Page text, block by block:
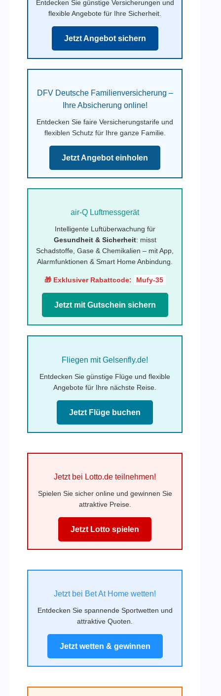
Entdecken Sie günstige Versicherungen und
flexible Angebote für Ihre Sicherheit.
Jetzt Angebot sichern
DFV Deutsche Familienversicherung –
Ihre Absicherung online!
Entdecken Sie faire Versicherungstarife und
flexiblen Schutz für Ihre ganze Familie.
Jetzt Angebot einholen
air-Q Luftmessgerät
Intelligente Luftüberwachung für
Gesundheit & Sicherheit: misst
Schadstoffe, Gase & Chemikalien – mit App,
Alarmfunktionen & Smart Home Anbindung.
🎁 Exklusiver Rabattcode: Mufy-35
Jetzt mit Gutschein sichern
Fliegen mit Gelsenfly.de!
Entdecken Sie günstige Flüge und flexible
Angebote für Ihre nächste Reise.
Jetzt Flüge buchen
Jetzt bei Lotto.de teilnehmen!
Spielen Sie sicher online und gewinnen Sie
attraktive Preise.
Jetzt Lotto spielen
Jetzt bei Bet At Home wetten!
Entdecken Sie spannende Sportwetten und
attraktive Quoten.
Jetzt wetten & gewinnen